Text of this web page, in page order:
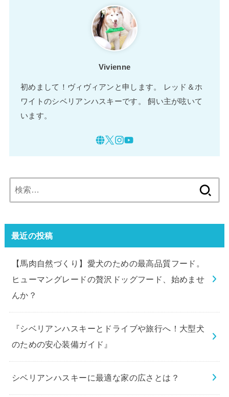
Vivienne
初めまして！ヴィヴィアンと申します。 レッド＆ホ
ワイトのシベリアンハスキーです。 飼い主が呟いて
います。
索:
最近の投稿
【馬肉自然づくり】愛犬のための最高品質フード。
ヒューマングレードの贅沢ドッグフード、始めませ
んか？
『シベリアンハスキーとドライブや旅行へ！大型犬
のための安心装備ガイド』
シベリアンハスキーに最適な家の広さとは？